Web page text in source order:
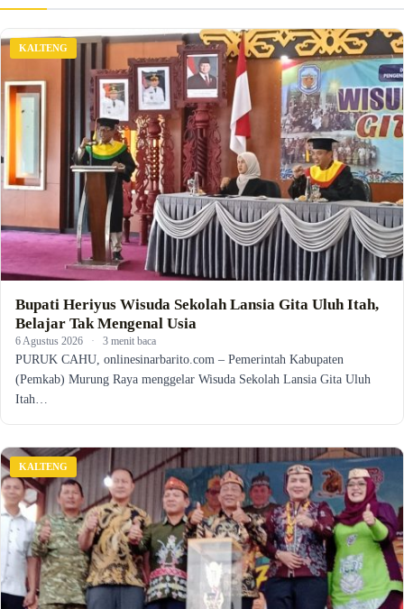
KALTENG
Bupati Heriyus Wisuda Sekolah Lansia Gita Uluh Itah,
Belajar Tak Mengenal Usia
6 Agustus 2026 · 3 menit baca
PURUK CAHU, onlinesinarbarito.com – Pemerintah Kabupaten
(Pemkab) Murung Raya menggelar Wisuda Sekolah Lansia Gita Uluh
Itah…
KALTENG